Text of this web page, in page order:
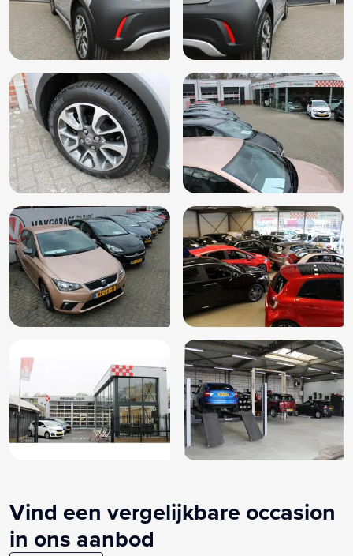
Vind een vergelijkbare occasion
in ons aanbod